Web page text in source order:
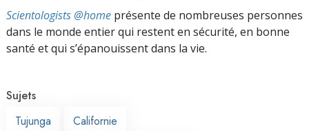
Scientologists @home présente de nombreuses personnes
dans le monde entier qui restent en sécurité, en bonne
santé et qui s’épanouissent dans la vie.
Sujets
Tujunga
Californie